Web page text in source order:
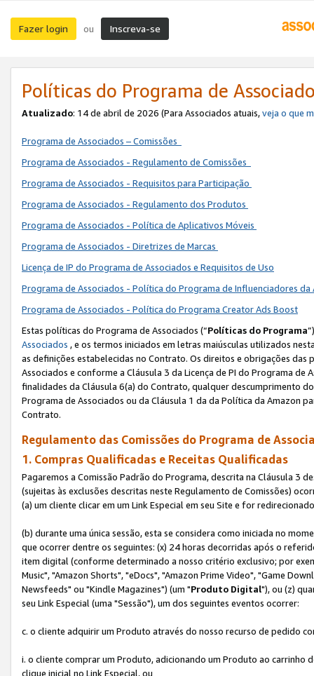
Fazer login ou Inscreva-se
Políticas do Programa de
Atualizado: 14 de abril de 2026 (Para Associados atuais,veja o que
Programa de Associados – Comissões
Programa de Associados - Regulamento de Comissões
Programa de Associados - Requisitos para Participação
Programa de Associados - Regulamento dos Produtos
Programa de Associados - Política de Aplicativos Móveis
Programa de Associados - Diretrizes de Marcas
Licença de IP do Programa de Associados e Requisitos de Uso
Programa de Associados - Política do Programa de Influenciadores
Programa de Associados - Política do Programa Creator Ads Boost
Estas políticas do Programa de Associados (“Políticas do Programa
Associados , e os termos iniciados em letras maiúsculas utilizados
as definições estabelecidas no Contrato. Os direitos e obrigações
Associados e conforme a Cláusula 3 da Licença de PI do Programa
finalidades da Cláusula 6(a) do Contrato, qualquer descumprimento
Programa de Associados ou da Cláusula 1 da da Política da Amazon
Contrato.
Regulamento das Comissões do Programa de
1. Compras Qualificadas e Receitas Qualificadas
Pagaremos a Comissão Padrão do Programa, descrita na Cláusula 3
(sujeitas às exclusões descritas neste Regulamento de Comissões)
(a) um cliente clicar em um Link Especial em seu Site e for
(b) durante uma única sessão, esta se considera como iniciada no
que ocorrer dentre os seguintes: (x) 24 horas decorridas após o
item digital (conforme determinado a nosso critério exclusivo; por
Music", "Amazon Shorts", "eDocs", "Amazon Prime Video", "Game
Newsfeeds" ou "Kindle Magazines") (um "Produto Digital"), ou (z)
seu Link Especial (uma "Sessão"), um dos seguintes eventos ocorrer:
c. o cliente adquirir um Produto através do nosso recurso de pedido
i. o cliente comprar um Produto, adicionando um Produto ao
clique inicial no Link Especial, ou